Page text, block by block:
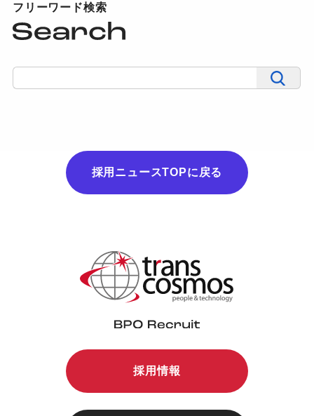
フリーワード検索
採用ニュースTOPに戻る
採用情報